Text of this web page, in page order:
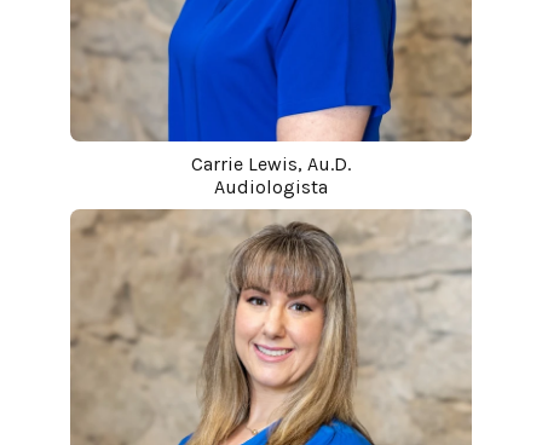
Carrie Lewis, Au.D.
Audiologista